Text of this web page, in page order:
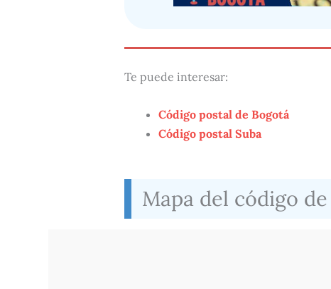
Te puede interesar:
Código postal de Bogotá
Código postal Suba
Mapa del código